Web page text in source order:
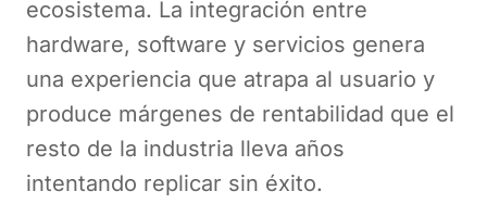
ecosistema. La integración entre
hardware, software y servicios genera
una experiencia que atrapa al usuario y
produce márgenes de rentabilidad que el
resto de la industria lleva años
intentando replicar sin éxito.